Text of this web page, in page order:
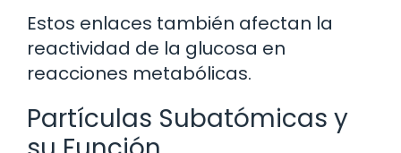
Estos enlaces también afectan la
reactividad de la glucosa en
reacciones metabólicas.
Partículas Subatómicas y